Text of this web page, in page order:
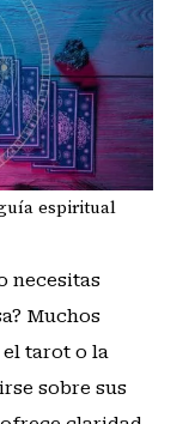
espiritual
necesitas
Muchos
tarot o la
sobre sus